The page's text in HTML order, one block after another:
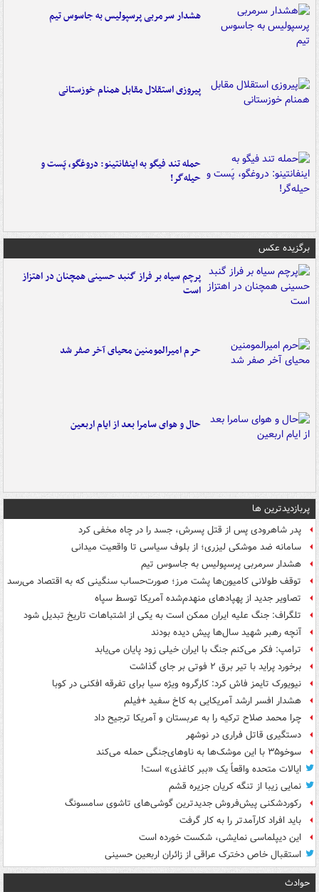
هشدار سرمربی پرسپولیس به جاسوس تیم
پیروزی استقلال مقابل همنام خوزستانی
حمله تند فیگو به اینفانتینو: دروغگو، پَست‌ و
حیله‌گر!
برگزیده عکس
پرچم سیاه بر فراز گنبد حسینی همچنان در اهتزاز
است
حرم امیرالمومنین محیای آخر صفر شد
حال و هوای سامرا بعد از ایام اربعین
پربازدیدترین ها
پدر شاهرودی پس از قتل پسرش، جسد را در چاه مخفی کرد
سامانه ضد موشکی لیزری؛ از بلوف سیاسی تا واقعیت میدانی
هشدار سرمربی پرسپولیس به جاسوس تیم
توقف طولانی کامیون‌ها پشت مرز؛ صورت‌حساب سنگینی که به اقتصاد می‌رسد
تصاویر جدید از پهپادهای منهدم‌شده آمریکا توسط سپاه
تلگراف: جنگ علیه ایران ممکن است به یکی از اشتباهات تاریخ تبدیل شود
آنچه رهبر شهید سال‌ها پیش دیده بودند
ترامپ: فکر می‌کنم جنگ با ایران خیلی زود پایان می‌یابد
برخورد پراید با تیر برق ۲ فوتی بر جای گذاشت
نیویورک تایمز فاش کرد: کارگروه ویژه سیا برای تفرقه افکنی در کوبا
هشدار افسر ارشد آمریکایی به کاخ سفید +فیلم
چرا محمد صلاح ترکیه را به عربستان و آمریکا ترجیح داد
دستگیری قاتل فراری در نوشهر
سوخو۳۵ با این موشک‌ها به ناوهای‌جنگی حمله می‌کند
ایالات متحده واقعاً یک «ببر کاغذی» است!
نمایی زیبا از تنگه کریان جزیره قشم
رکوردشکنی پیش‌فروش جدیدترین گوشی‌های تاشوی سامسونگ
باید افراد کارآمدتر را به کار گرفت
این دیپلماسی نمایشی، شکست خورده است
استقبال خاص دخترک عراقی از زائران اربعین حسینی
حوادث